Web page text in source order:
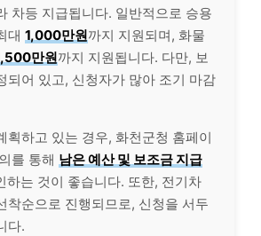
차등 지급됩니다. 일반적으로 승용
대 1,000만원까지 지원되며, 화물
만원까지 지원됩니다. 다만, 보
되어 있고, 신청자가 많아 조기 마감
획하고 있는 경우, 화천군청 홈페이
를 통해 남은 예산 및 보조금 지급
하는 것이 좋습니다. 또한, 전기차
착순으로 진행되므로, 신청을 서두
다.